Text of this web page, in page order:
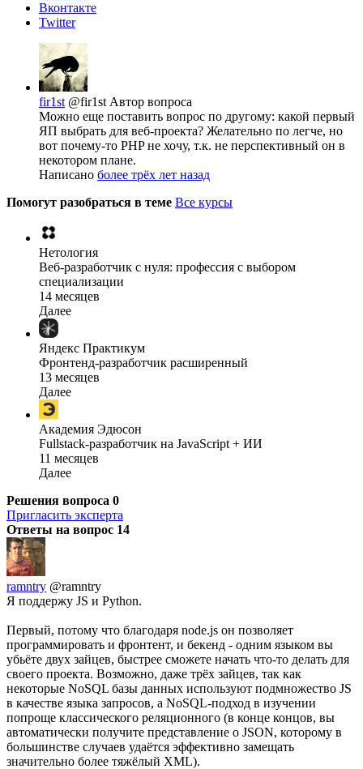
Вконтакте
Twitter
fir1st @fir1st Автор вопроса
Можно еще поставить вопрос по другому: какой первый
ЯП выбрать для веб-проекта? Желательно по легче, но
вот почему-то PHP не хочу, т.к. не перспективный он в
некотором плане.
Написано более трёх лет назад
Помогут разобраться в теме Все курсы
Нетология
Веб-разработчик с нуля: профессия с выбором
специализации
14 месяцев
Далее
Яндекс Практикум
Фронтенд-разработчик расширенный
13 месяцев
Далее
Академия Эдюсон
Fullstack-разработчик на JavaScript + ИИ
11 месяцев
Далее
Решения вопроса 0
Пригласить эксперта
Ответы на вопрос 14
ramntry @ramntry
Я поддержу JS и Python.
Первый, потому что благодаря node.js он позволяет
программировать и фронтент, и бекенд - одним языком вы
убьёте двух зайцев, быстрее сможете начать что-то делать для
своего проекта. Возможно, даже трёх зайцев, так как
некоторые NoSQL базы данных используют подмножество JS
в качестве языка запросов, а NoSQL-подход в изучении
попроще классического реляционного (в конце концов, вы
автоматически получите представление о JSON, которому в
большинстве случаев удаётся эффективно замещать
значительно более тяжёлый XML).